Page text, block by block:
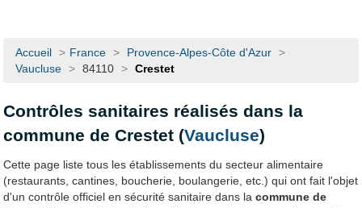
Accueil > France > Provence-Alpes-Côte d'Azur >
Vaucluse > 84110 > Crestet
Contrôles sanitaires réalisés dans la
commune de Crestet (Vaucluse)
Cette page liste tous les établissements du secteur alimentaire
(restaurants, cantines, boucherie, boulangerie, etc.) qui ont fait l'objet
d'un contrôle officiel en sécurité sanitaire dans lacommune de